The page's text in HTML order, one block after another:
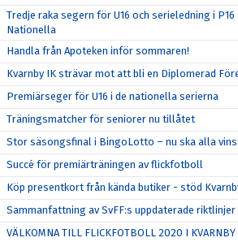
Tredje raka segern för U16 och serieledning i P16
Nationella
Handla från Apoteken inför sommaren!
Kvarnby IK strävar mot att bli en Diplomerad
Premiärseger för U16 i de nationella serierna
Träningsmatcher för seniorer nu tillåtet
Stor säsongsfinal i BingoLotto – nu ska alla
Succé för premiärträningen av flickfotboll
Köp presentkort från kända butiker - stöd
Sammanfattning av SvFF:s uppdaterade riktlinjer
VÄLKOMNA TILL FLICKFOTBOLL 2020 I KVARNBY